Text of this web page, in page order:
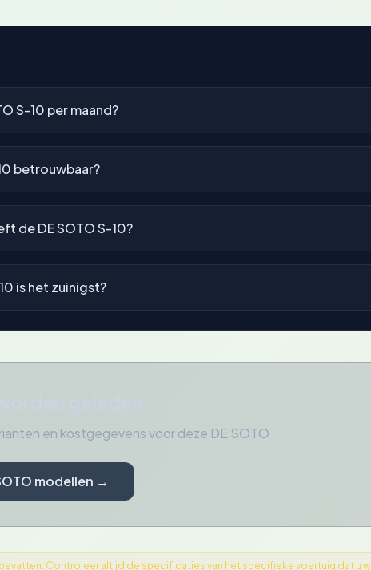
S-10 per maand?
betrouwbaar?
de DE SOTO S-10?
is het zuinigst?
en kostgegevens voor deze DE SOTO
modellen →
Controleer altijd de specificaties van het specifieke voertuig dat u